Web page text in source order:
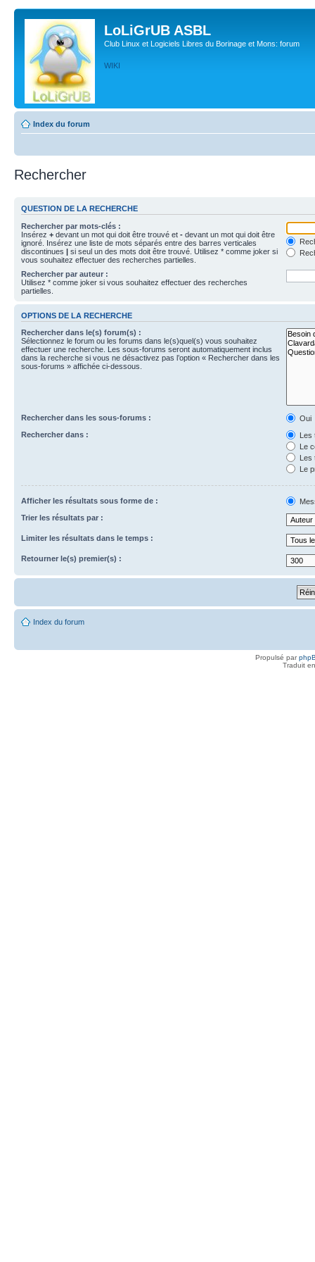
LoLiGrUB ASBL
Club Linux et Logiciels Libres du Borinage et Mons: forum
WIKI
Index du forum
Rechercher
QUESTION DE LA RECHERCHE
Rechercher par mots-clés :
Insérez + devant un mot qui doit être trouvé et - devant un mot qui doit être
ignoré. Insérez une liste de mots séparés entre des barres verticales
discontinues | si seul un des mots doit être trouvé. Utilisez * comme joker si
vous souhaitez effectuer des recherches partielles.
Rechercher par auteur :
Utilisez * comme joker si vous souhaitez effectuer des recherches
partielles.
OPTIONS DE LA RECHERCHE
Rechercher dans le(s) forum(s) :
Sélectionnez le forum ou les forums dans le(s)quel(s) vous souhaitez
effectuer une recherche. Les sous-forums seront automatiquement inclus
dans la recherche si vous ne désactivez pas l’option « Rechercher dans les
sous-forums » affichée ci-dessous.
Rechercher dans les sous-forums :
Oui
Rechercher dans :
Les
Le
Les
Le
Afficher les résultats sous forme de :
Trier les résultats par :
Limiter les résultats dans le temps :
Retourner le(s) premier(s) :
Index du forum
Propulsé par
Traduit